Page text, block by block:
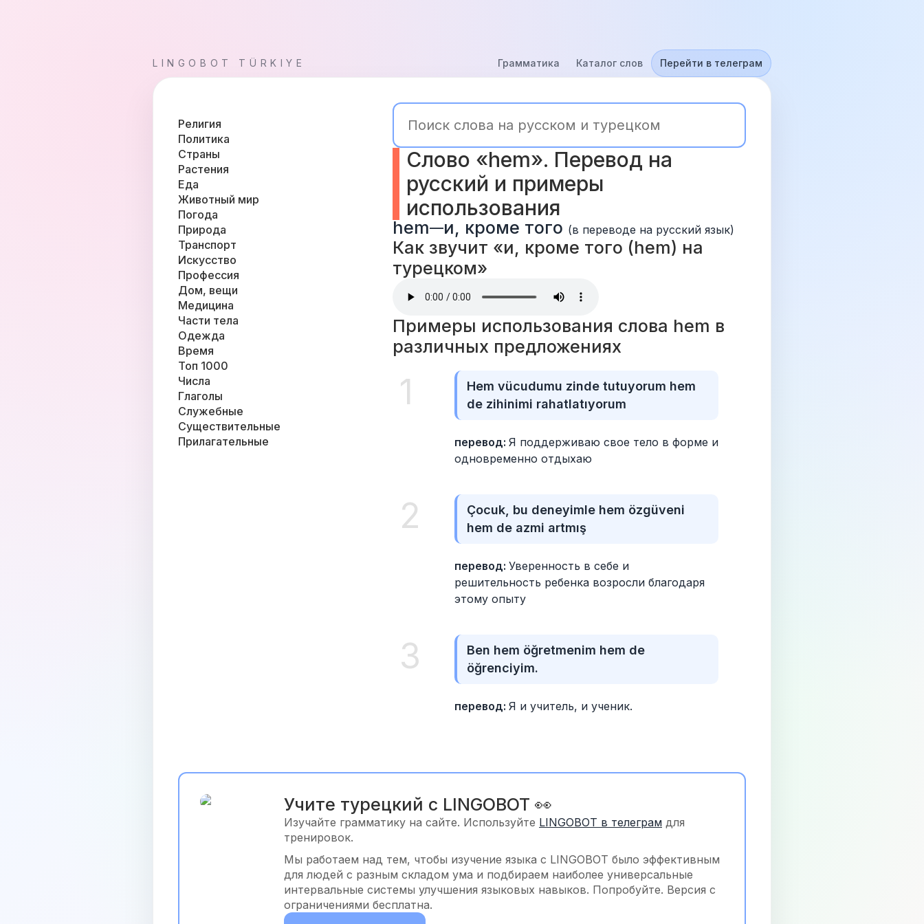
LINGOBOT TÜRKIYE Грамматика Каталог слов Перейти в телеграм
Религия
Политика
Страны
Растения
Еда
Животный мир
Погода
Природа
Транспорт
Искусство
Профессия
Дом, вещи
Медицина
Части тела
Одежда
Время
Топ 1000
Числа
Глаголы
Служебные
Существительные
Прилагательные
Слово «hem». Перевод на
русский и примеры
использования
hem—и, кроме того (в переводе на русский язык)
Как звучит «и, кроме того (hem) на
турецком»
Примеры использования слова hem в
различных предложениях
1
Hem vücudumu zinde tutuyorum hem
de zihinimi rahatlatıyorum
перевод: Я поддерживаю свое тело в форме и
одновременно отдыхаю
2
Çocuk, bu deneyimle hem özgüveni
hem de azmi artmış
перевод: Уверенность в себе и
решительность ребенка возросли благодаря
этому опыту
3
Ben hem öğretmenim hem de
öğrenciyim.
перевод: Я и учитель, и ученик.
Учите турецкий с LINGOBOT 👀
Изучайте грамматику на сайте. Используйте LINGOBOT в телеграм для
тренировок.
Мы работаем над тем, чтобы изучение языка с LINGOBOT было эффективным
для людей с разным складом ума и подбираем наиболее универсальные
интервальные системы улучшения языковых навыков. Попробуйте. Версия с
ограничениями бесплатна.